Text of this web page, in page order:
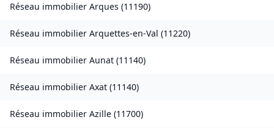
Réseau immobilier Arques (11190)
Réseau immobilier Arquettes-en-Val (11220)
Réseau immobilier Aunat (11140)
Réseau immobilier Axat (11140)
Réseau immobilier Azille (11700)